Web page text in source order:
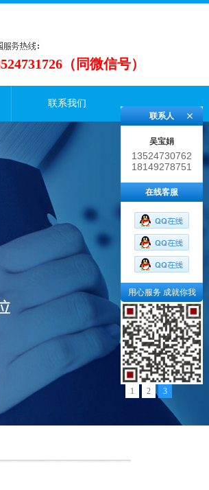
（同微信号）
联系我们
1 2 3
联系人
吴宝娟
13524730762
18149278751
在线客服
用心服务 成就你我